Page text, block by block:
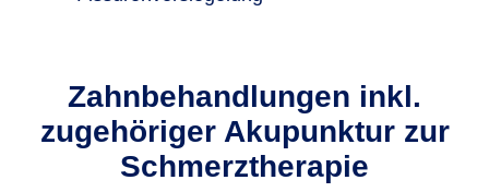
Zahn­behand­lungen inkl.
zuge­höriger Akupunktur zur
Schmerz­therapie